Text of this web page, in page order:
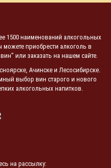
1500 наименований алкогольных
приобрести алкоголь в
или заказать на нашем сайте.
Ачинске и Лесосибирске.
выбор вин старого и нового
алкогольных напитков.
на рассылку: